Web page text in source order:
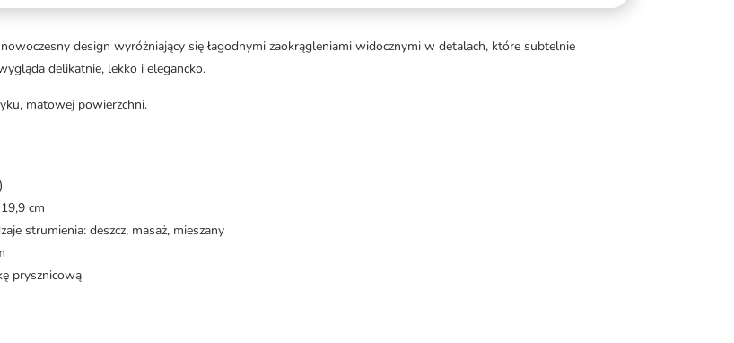
design wyróżniający się łagodnymi zaokrągleniami widocznymi w detalach, które subtelnie
delikatnie, lekko i elegancko.
matowej powierzchni.
cm
strumienia: deszcz, masaż, mieszany
prysznicową